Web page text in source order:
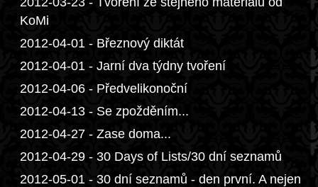
KoMi
2012-04-01 - Březnový diktát
2012-04-01 - Jarní dva týdny tvoření
2012-04-06 - Předvelikonoční
2012-04-13 - Se zpožděním...
2012-04-27 - Zase doma...
2012-04-29 - 30 Days of Lists/30 dní seznamů
2012-05-01 - 30 dní seznamů - den první. A nejen